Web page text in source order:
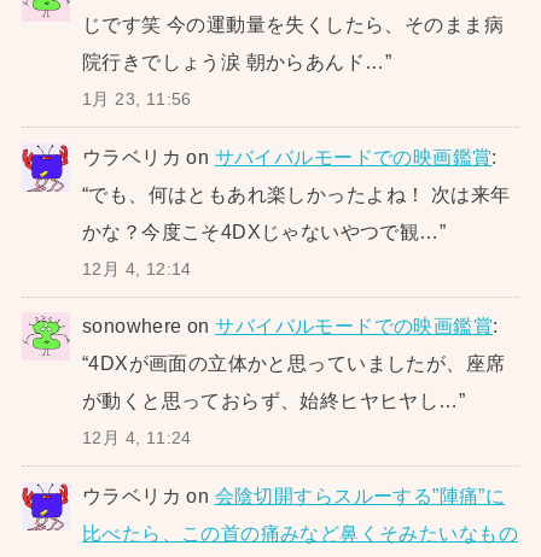
じです笑 今の運動量を失くしたら、そのまま病
院行きでしょう涙 朝からあんド…”
1月 23, 11:56
ウラベリカ on サバイバルモードでの映画鑑賞:
“でも、何はともあれ楽しかったよね！ 次は来年
かな？今度こそ4DXじゃないやつで観…”
12月 4, 12:14
sonowhere onサバイバルモードでの映画鑑賞:
“4DXが画面の立体かと思っていましたが、座席
が動くと思っておらず、始終ヒヤヒヤし…”
12月 4, 11:24
ウラベリカ on 会陰切開すらスルーする”陣痛”に
比べたら、この首の痛みなど鼻くそみたいなもの